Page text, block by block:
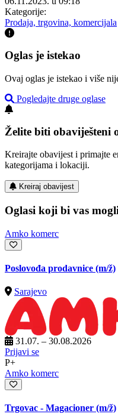
Kategorije:
Prodaja, trgovina, komercijala
Oglas je istekao
Ovaj oglas je istekao i više
Pogledajte druge oglase
Želite biti obaviješteni
Kreirajte obavijest i primajte
kategorijama i lokaciji.
Kreiraj obavijest
Oglasi koji bi vas
Amko komerc
Poslovođa prodavnice (m/ž)
Sarajevo
31.07. – 30.08.2026
Prijavi se
P+
Amko komerc
Trgovac - Magacioner (m/ž)